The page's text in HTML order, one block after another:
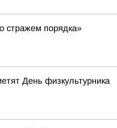
стражем порядка»
День физкультурника